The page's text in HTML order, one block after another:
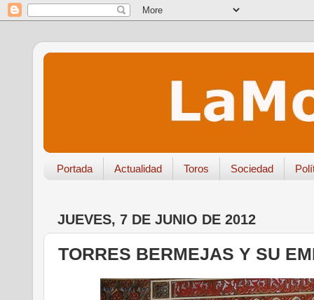
Portada Actualidad Toros Sociedad
JUEVES, 7 DE JUNIO DE 2012
TORRES BERMEJAS Y SU